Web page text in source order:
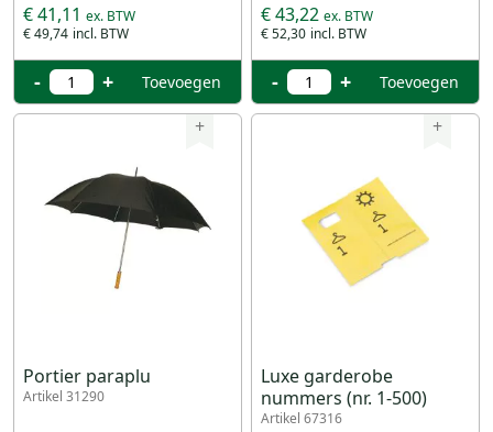
€ 49,74
€ 41,11
- + Toevoegen
€ 52,30
€ 43,22
- + Toevoegen
+
Portier paraplu
Artikel 31290
+
Luxe garderobe
nummers (nr. 1-500)
Artikel 67316